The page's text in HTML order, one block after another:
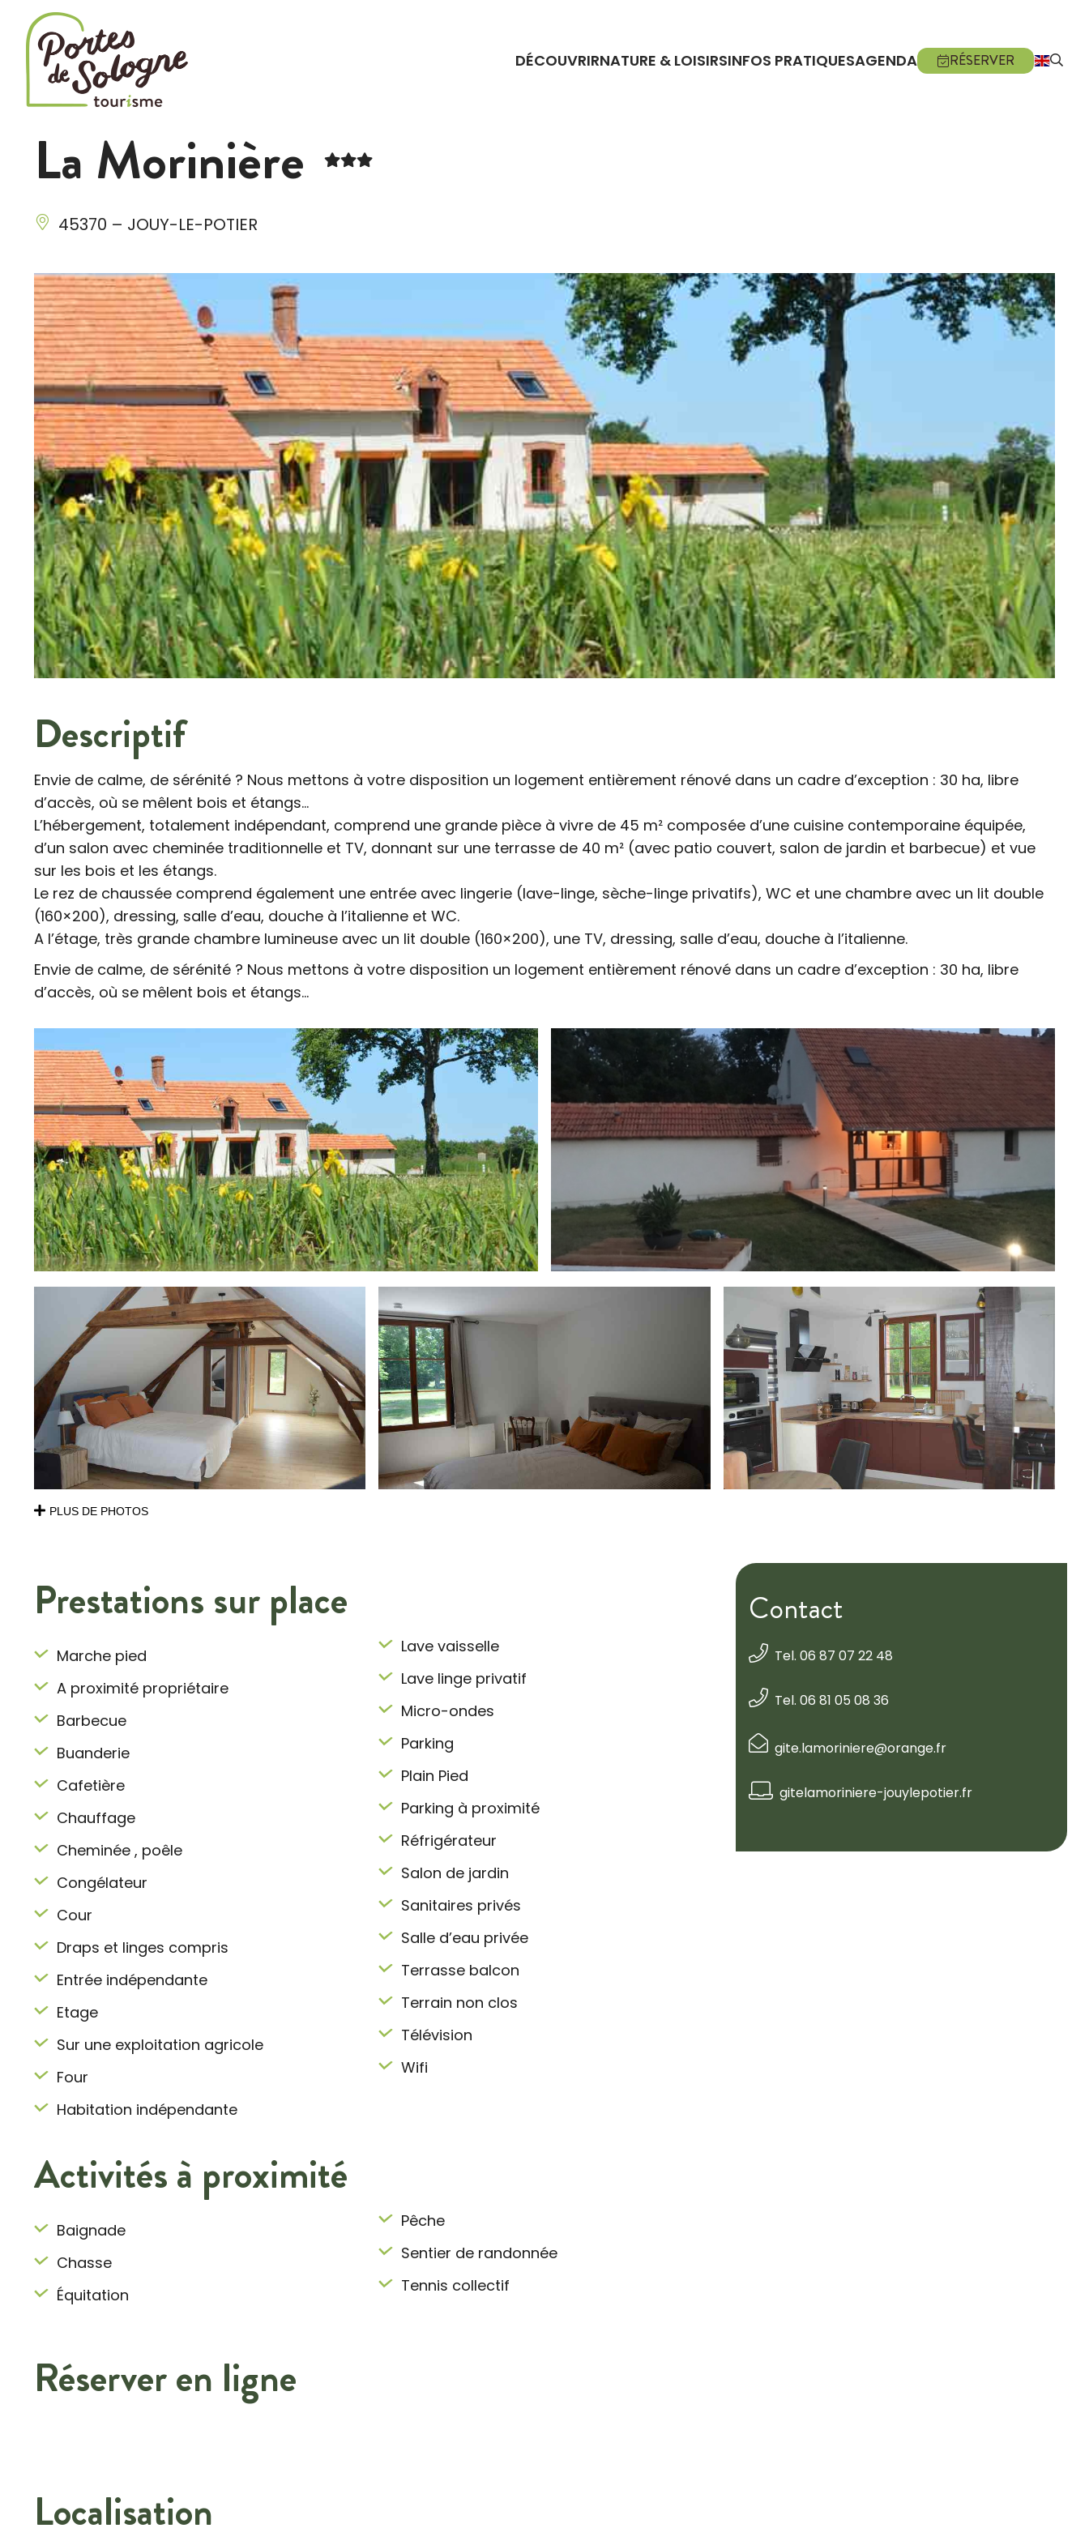
DÉCOUVRIRNATURE & LOISIRSINFOS PRATIQUESAGENDA RÉSERVER
La Morinière
45370 – JOUY-LE-POTIER
Descriptif
Envie de calme, de sérénité ? Nous mettons à votre disposition un logement entièrement rénové dans un cadre d’exception : 30 ha, libre
d’accès, où se mêlent bois et étangs…
L’hébergement, totalement indépendant, comprend une grande pièce à vivre de 45 m² composée d’une cuisine contemporaine équipée,
d’un salon avec cheminée traditionnelle et TV, donnant sur une terrasse de 40 m² (avec patio couvert, salon de jardin et barbecue) et vue
sur les bois et les étangs.
Le rez de chaussée comprend également une entrée avec lingerie (lave-linge, sèche-linge privatifs), WC et une chambre avec un lit double
(160×200), dressing, salle d’eau, douche à l’italienne et WC.
A l’étage, très grande chambre lumineuse avec un lit double (160×200), une TV, dressing, salle d’eau, douche à l’italienne.
Envie de calme, de sérénité ? Nous mettons à votre disposition un logement entièrement rénové dans un cadre d’exception : 30 ha, libre
d’accès, où se mêlent bois et étangs…
PLUS DE PHOTOS
Prestations sur place
Marche pied
A proximité propriétaire
Barbecue
Buanderie
Cafetière
Chauffage
Cheminée , poêle
Congélateur
Cour
Draps et linges compris
Entrée indépendante
Etage
Sur une exploitation agricole
Four
Habitation indépendante
Lave vaisselle
Lave linge privatif
Micro-ondes
Parking
Plain Pied
Parking à proximité
Réfrigérateur
Salon de jardin
Sanitaires privés
Salle d’eau privée
Terrasse balcon
Terrain non clos
Télévision
Wifi
Activités à proximité
Baignade
Chasse
Équitation
Pêche
Sentier de randonnée
Tennis collectif
Contact
Tel. 06 87 07 22 48
Tel. 06 81 05 08 36
gite.lamoriniere@orange.fr
gitelamoriniere-jouylepotier.fr
Réserver en ligne
Localisation